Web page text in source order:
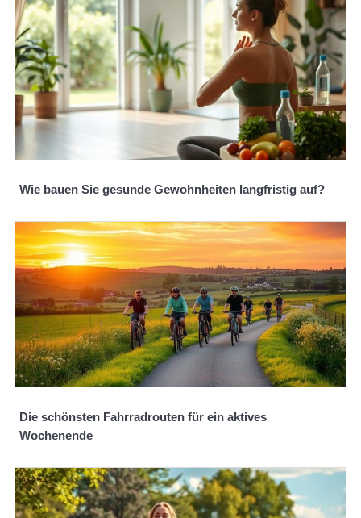
Wie bauen Sie gesunde Gewohnheiten langfristig auf?
Die schönsten Fahrradrouten für ein aktives
Wochenende